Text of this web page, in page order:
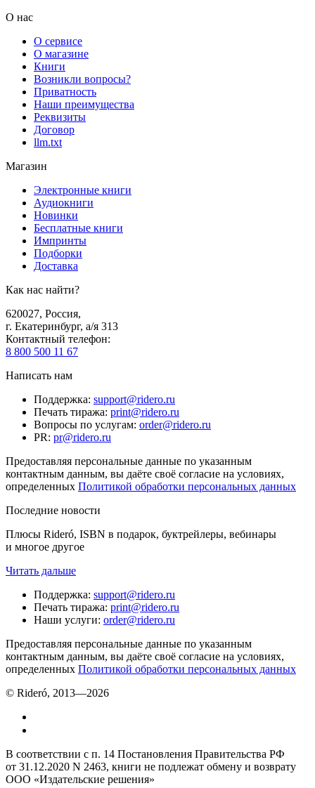
О нас
О сервисе
О магазине
Книги
Возникли вопросы?
Приватность
Наши преимущества
Реквизиты
Договор
llm.txt
Магазин
Электронные книги
Аудиокниги
Новинки
Бесплатные книги
Импринты
Подборки
Доставка
Как нас найти?
620027, Россия,
г. Екатеринбург, а/я 313
Контактный телефон:
8 800 500 11 67
Написать нам
Поддержка: support@ridero.ru
Печать тиража: print@ridero.ru
Вопросы по услугам: order@ridero.ru
PR: pr@ridero.ru
Предоставляя персональные данные по указанным
контактным данным, вы даёте своё согласие на условиях,
определенных Политикой обработки персональных данных
Последние новости
Плюсы Rideró, ISBN в подарок, буктрейлеры, вебинары
и многое другое
Читать дальше
Поддержка: support@ridero.ru
Печать тиража: print@ridero.ru
Наши услуги: order@ridero.ru
Предоставляя персональные данные по указанным
контактным данным, вы даёте своё согласие на условиях,
определенных Политикой обработки персональных данных
© Rideró, 2013—2026
В соответствии с п. 14 Постановления Правительства РФ
от 31.12.2020 N 2463, книги не подлежат обмену и возврату
ООО «Издательские решения»